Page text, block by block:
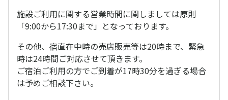
施設ご利用に関する営業時間に関しましては原則
「9:00から17:30まで」となっております。
その他、宿直在中時の売店販売等は20時まで、緊急
時は24時間ご対応させて頂きます。
ご宿泊ご利用の方でご到着が17時30分を過ぎる場合
は予めご相談下さい。